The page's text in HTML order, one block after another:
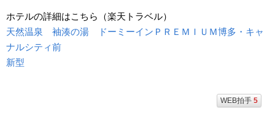
ホテルの詳細はこちら（楽天トラベル）
天然温泉 袖湊の湯 ドーミーインＰＲＥＭＩＵＭ博多・キャ
ナルシティ前
新型
WEB拍手 5